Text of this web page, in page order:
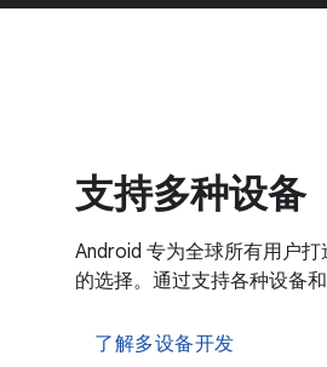
支持多种设备
Android 专为全球所有用户
的选择。通过支持各种设备
了解多设备开发